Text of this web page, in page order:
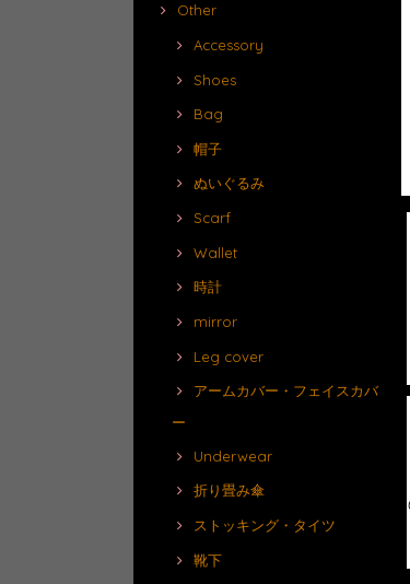
Other
Accessory
Shoes
Bag
帽子
ぬいぐるみ
Scarf
Wallet
時計
mirror
Leg cover
アームカバー・フェイスカバ
ー
Underwear
折り畳み傘
ストッキング・タイツ
靴下